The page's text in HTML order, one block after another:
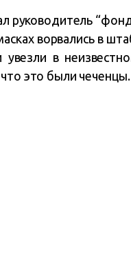
руководитель
ворвались в
в
это были чеченцы.